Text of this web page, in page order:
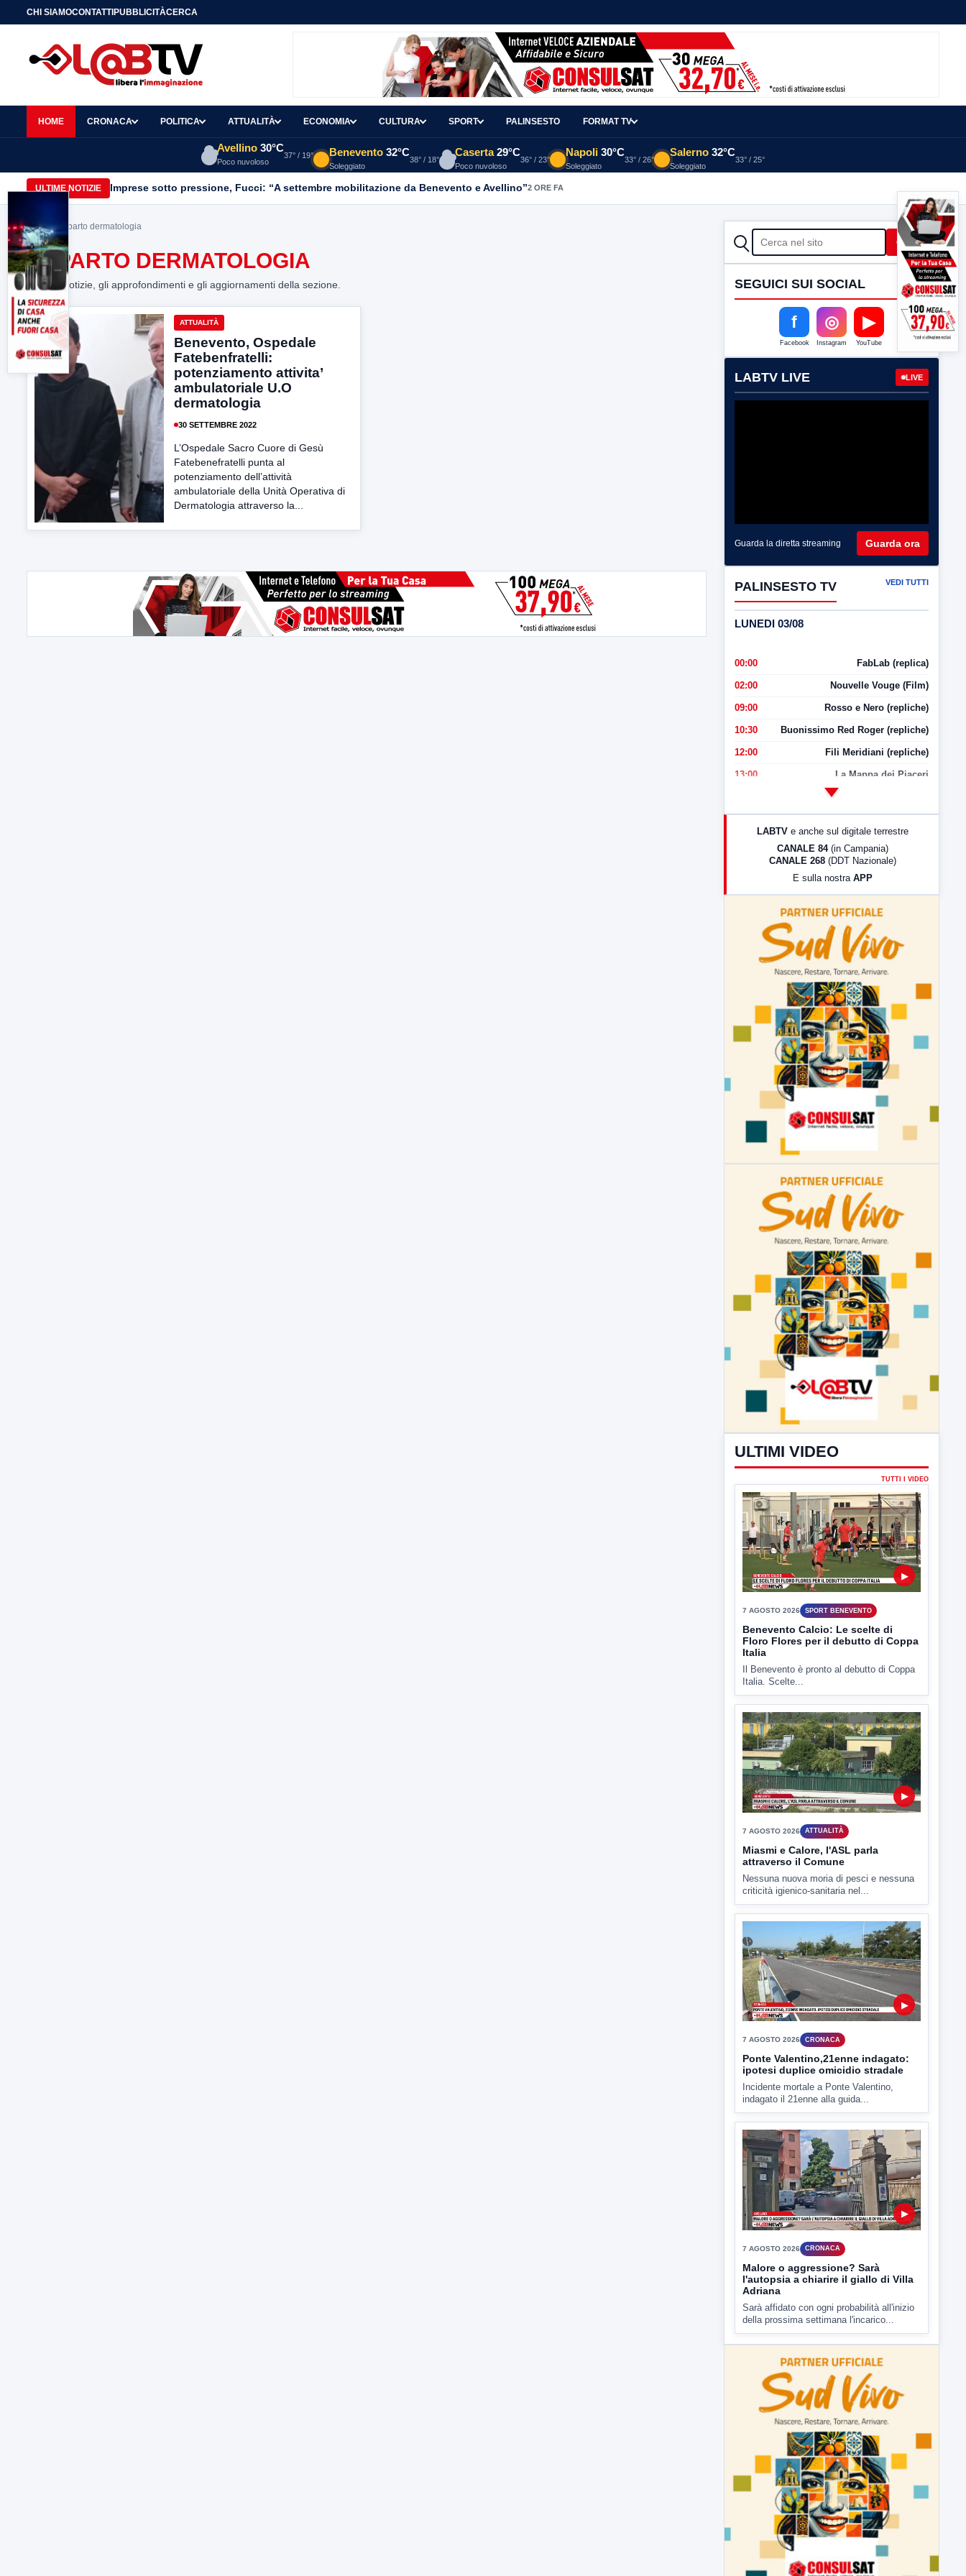
CHI SIAMOCONTATTIPUBBLICITÀCERCA
HOME CRONACA POLITICA ATTUALITÀ ECONOMIA CULTURA SPORT PALINSESTO FORMAT TV
Avellino 30°C
Poco nuvoloso
37° / 19° Benevento 32°C
Soleggiato
38° / 18°
Caserta 29°C
Poco nuvoloso
36° / 23°
Napoli 30°C
Soleggiato
33° / 26°
Salerno 32°C
Soleggiato
33° / 25°
ULTIME NOTIZIE Imprese sotto pressione, Fucci: “A settembre mobilitazione da Benevento e Avellino”2 ORE FA
Home> reparto dermatologia
REPARTO DERMATOLOGIA
Tutte le notizie, gli approfondimenti e gli aggiornamenti della sezione.
ATTUALITÀ
Benevento, Ospedale
Fatebenfratelli:
potenziamento attivita’
ambulatoriale U.O
dermatologia
30 SETTEMBRE 2022
L’Ospedale Sacro Cuore di Gesù
Fatebenefratelli punta al
potenziamento dell’attività
ambulatoriale della Unità Operativa di
Dermatologia attraverso la...
CERCA Cerca
SEGUICI SUI SOCIAL
f
Facebook
◎
Instagram
▶
YouTube
LABTV LIVE LIVE
Guarda la diretta streaming Guarda ora
PALINSESTO TV VEDI TUTTI
LUNEDI 03/08
00:00 FabLab (replica)
02:00 Nouvelle Vouge (Film)
09:00 Rosso e Nero (repliche)
10:30 Buonissimo Red Roger (repliche)
12:00 Fili Meridiani (repliche)
13:00 La Mappa dei Piaceri
LabNews (Diretta)
LabNews (replica)
LABTV e anche sul digitale terrestre
CANALE 84 (in Campania)
CANALE 268 (DDT Nazionale)
E sulla nostra APP
ULTIMI VIDEO
TUTTI I VIDEO
7 AGOSTO 2026 SPORT BENEVENTO
Benevento Calcio: Le scelte di
Floro Flores per il debutto di Coppa
Il Benevento è pronto al debutto di Coppa
Italia. Scelte...
Miasmi e Calore, l'ASL parla
attraverso il Comune
Nessuna nuova moria di pesci e nessuna
criticità igienico-sanitaria nel...
7 AGOSTO 2026
Ponte Valentino,21enne indagato:
Incidente mortale a Ponte Valentino,
indagato il 21enne alla guida...
7 AGOSTO 2026
Malore o aggressione? Sarà
l'autopsia a chiarire il giallo di Villa
Adriana
Sarà affidato con ogni probabilità all'inizio
della prossima settimana l'incarico...